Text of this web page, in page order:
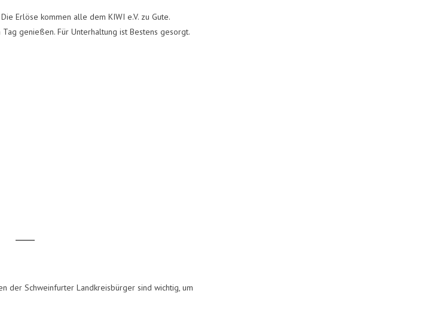
Erlöse kommen alle dem KIWI e.V. zu Gute.
genießen. Für Unterhaltung ist Bestens gesorgt.
der Schweinfurter Landkreisbürger sind wichtig, um